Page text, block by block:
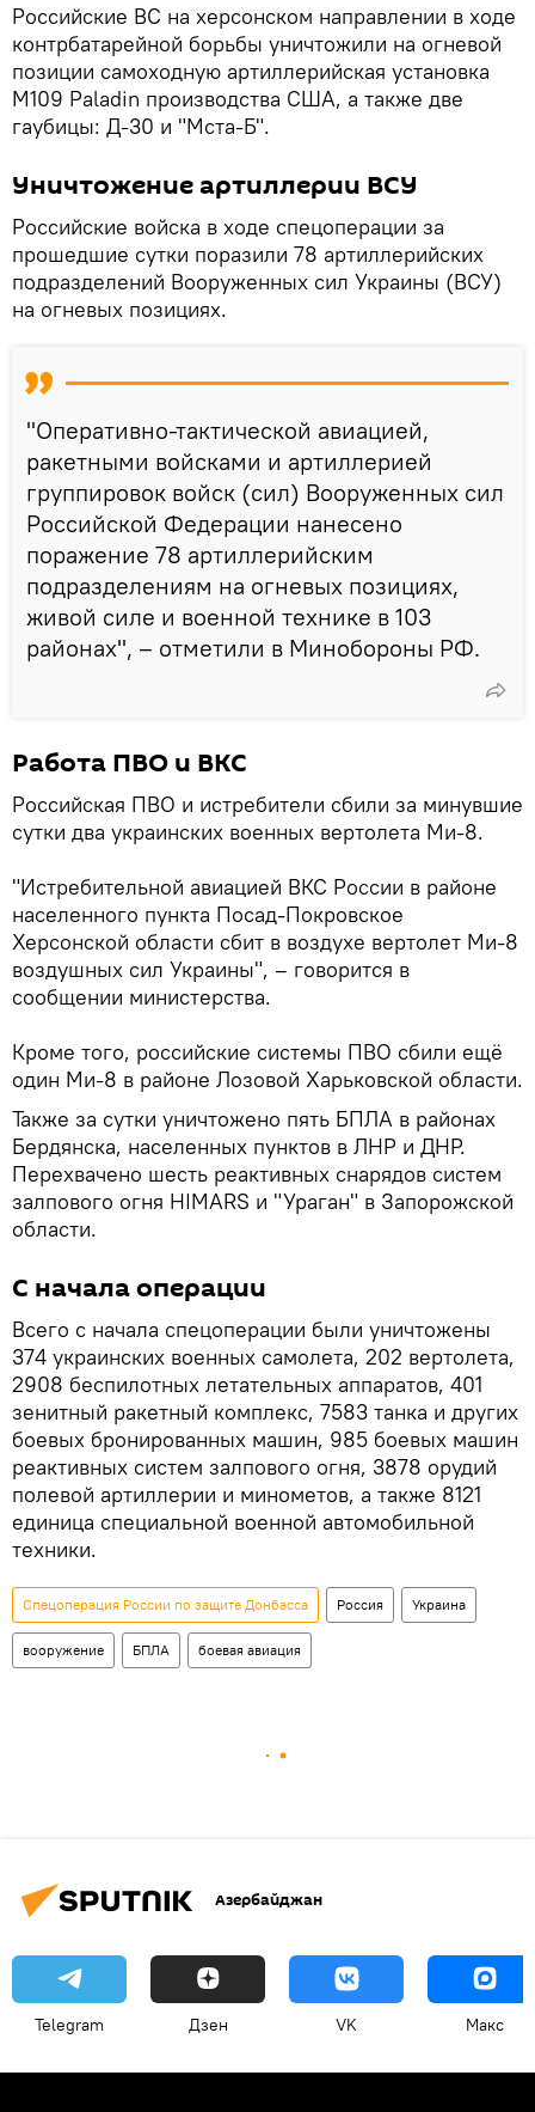
Российские ВС на херсонском направлении в ходе
контрбатарейной борьбы уничтожили на огневой
позиции самоходную артиллерийская установка
М109 Paladin производства США, а также две
гаубицы: Д-30 и "Мста-Б".
Уничтожение артиллерии ВСУ
Российские войска в ходе спецоперации за
прошедшие сутки поразили 78 артиллерийских
подразделений Вооруженных сил Украины (ВСУ)
на огневых позициях.
"Оперативно-тактической авиацией,
ракетными войсками и артиллерией
группировок войск (сил) Вооруженных сил
Российской Федерации нанесено
поражение 78 артиллерийским
подразделениям на огневых позициях,
живой силе и военной технике в 103
районах", – отметили в Минобороны РФ.
Работа ПВО и ВКС
Российская ПВО и истребители сбили за минувшие
сутки два украинских военных вертолета Ми-8.
"Истребительной авиацией ВКС России в районе
населенного пункта Посад-Покровское
Херсонской области сбит в воздухе вертолет Ми-8
воздушных сил Украины", – говорится в
сообщении министерства.
Кроме того, российские системы ПВО сбили ещё
один Ми-8 в районе Лозовой Харьковской области.
Также за сутки уничтожено пять БПЛА в районах
Бердянска, населенных пунктов в ЛНР и ДНР.
Перехвачено шесть реактивных снарядов систем
залпового огня HIMARS и "Ураган" в Запорожской
области.
С начала операции
Всего с начала спецоперации были уничтожены
374 украинских военных самолета, 202 вертолета,
2908 беспилотных летательных аппаратов, 401
зенитный ракетный комплекс, 7583 танка и других
боевых бронированных машин, 985 боевых машин
реактивных систем залпового огня, 3878 орудий
полевой артиллерии и минометов, а также 8121
единица специальной военной автомобильной
техники.
Спецоперация России по защите Донбасса Россия Украина
вооружение БПЛА боевая авиация
Азербайджан
Telegram Дзен VK Макс